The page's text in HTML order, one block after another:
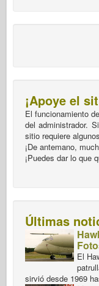
¡Apoye el
El funcionamiento
del administrador.
sitio requiere
¡De antemano,
¡Puedes dar lo que
Últimas
El
sirvió desde 1969